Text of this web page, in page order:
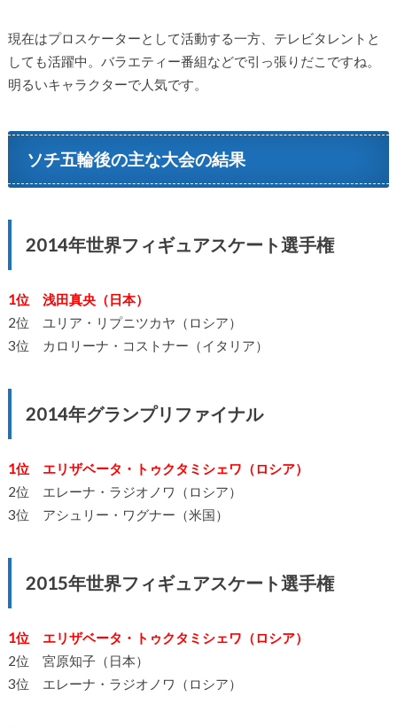
現在はプロスケーターとして活動する一方、テレビタレントと
しても活躍中。バラエティー番組などで引っ張りだこですね。
明るいキャラクターで人気です。
ソチ五輪後の主な大会の結果
2014年世界フィギュアスケート選手権
1位 浅田真央（日本）
2位 ユリア・リプニツカヤ（ロシア）
3位 カロリーナ・コストナー（イタリア）
2014年グランプリファイナル
1位 エリザベータ・トゥクタミシェワ（ロシア）
2位 エレーナ・ラジオノワ（ロシア）
3位 アシュリー・ワグナー（米国）
2015年世界フィギュアスケート選手権
1位 エリザベータ・トゥクタミシェワ（ロシア）
2位 宮原知子（日本）
3位 エレーナ・ラジオノワ（ロシア）